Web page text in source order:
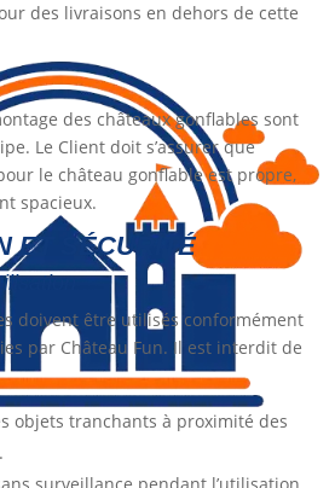
des livraisons en dehors de cette
des châteaux gonflables sont
Le Client doit s’assurer que
le château gonflable est propre,
spacieux.
ET SÉCURITÉ
doivent être utilisés conformément
par Château Fun. Il est interdit de
objets tranchants à proximité des